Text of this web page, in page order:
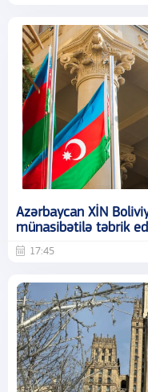
Azərbaycan XİN
münasibətilə təbrik
17:45